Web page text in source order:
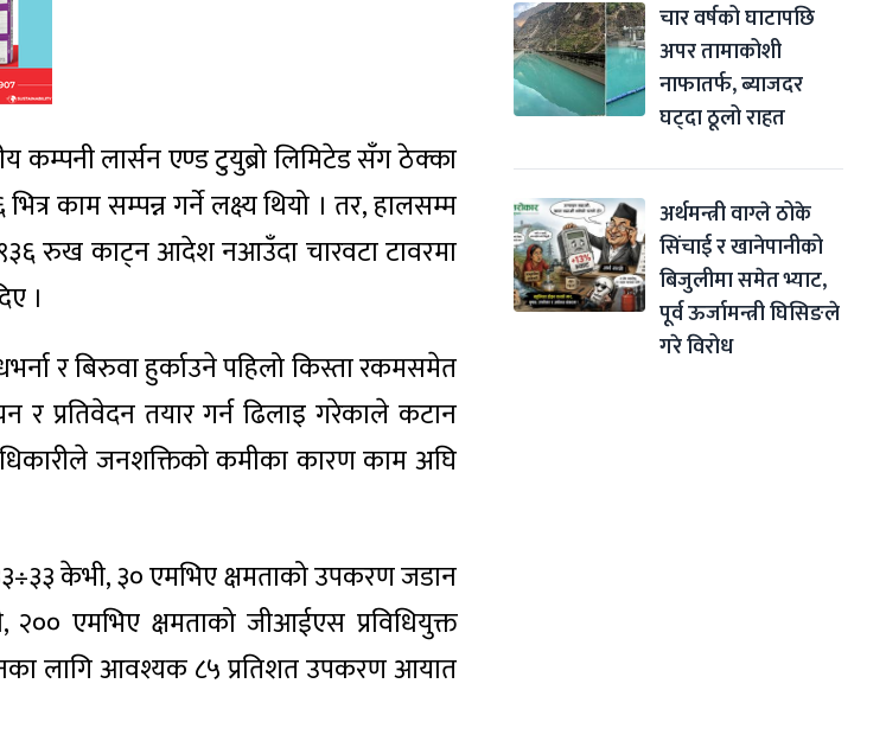
कम्पनी लार्सन एण्ड टुयुब्रो लिमिटेड सँग ठेक्का
काम सम्पन्न गर्ने लक्ष्य थियो । तर, हालसम्म
रुख काट्न आदेश नआउँदा चारवटा टावरमा
।
र बिरुवा हुर्काउने पहिलो किस्ता रकमसमेत
प्रतिवेदन तयार गर्न ढिलाइ गरेकाले कटान
जनशक्तिको कमीका कारण काम अघि
केभी, ३० एमभिए क्षमताको उपकरण जडान
एमभिए क्षमताको जीआईएस प्रविधियुक्त
लागि आवश्यक ८५ प्रतिशत उपकरण आयात
चार वर्षको घाटापछि
अपर तामाकोशी
नाफातर्फ, ब्याजदर
घट्दा ठूलो राहत
अर्थमन्त्री वाग्ले ठोके
सिंचाई र खानेपानीको
बिजुलीमा समेत भ्याट,
पूर्व ऊर्जामन्त्री घिसिङले
गरे विरोध